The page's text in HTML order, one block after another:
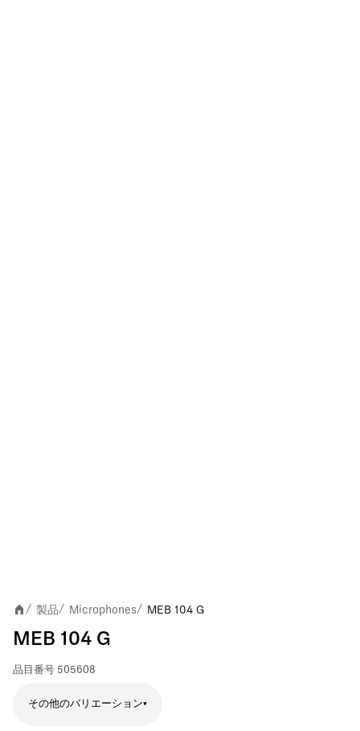
/ 製品/ Microphones/ MEB 104 G
MEB 104 G
品目番号 505608
その他のバリエーション